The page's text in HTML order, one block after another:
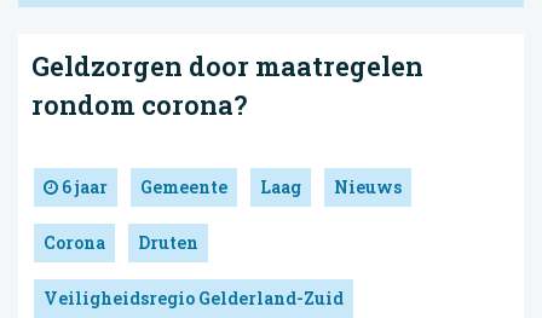
Geldzorgen door maatregelen
rondom corona?
6 jaar Gemeente Laag Nieuws
Corona Druten
Veiligheidsregio Gelderland-Zuid